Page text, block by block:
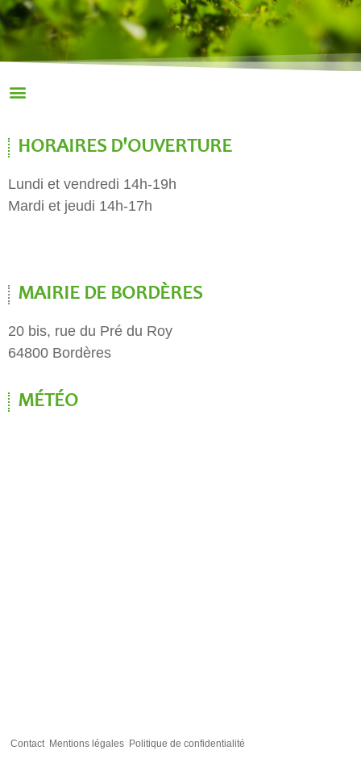
HORAIRES D'OUVERTURE
Lundi et vendredi 14h-19h
Mardi et jeudi 14h-17h
MAIRIE DE BORDÈRES
20 bis, rue du Pré du Roy
64800 Bordères
MÉTÉO
Contact Mentions légales Politique de confidentialité